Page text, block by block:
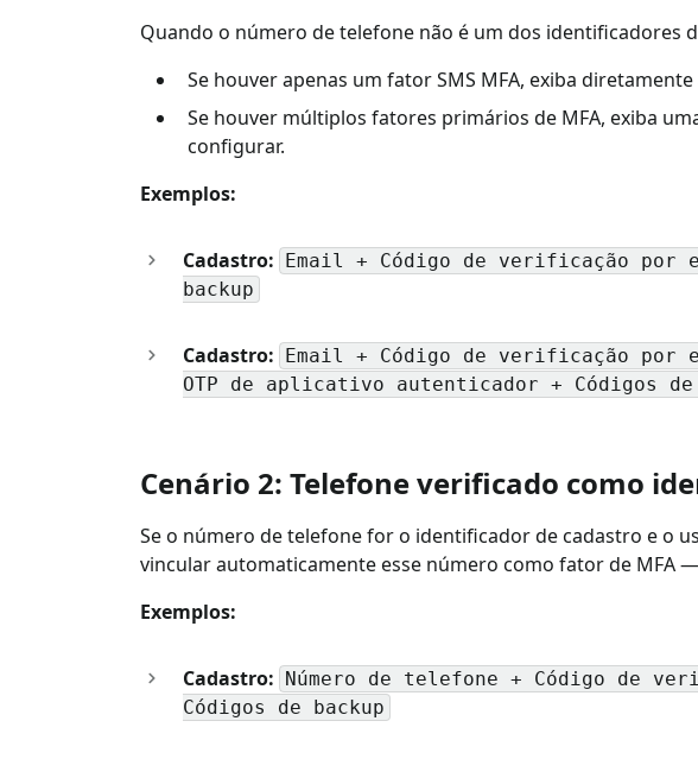
Quando o número de telefone não é um dos identificadores
Se houver apenas um fator SMS MFA, exiba
Se houver múltiplos fatores primários de MFA, exiba
configurar.
Exemplos:
Cadastro: Email + Código de verificação por
backup
Cadastro: Email + Código de verificação por
OTP de aplicativo autenticador + Códigos de
Cenário 2: Telefone verificado como
Se o número de telefone for o identificador de cadastro e o
vincular automaticamente esse número como fator de MFA
Exemplos:
Cadastro: Número de telefone + Código de
Códigos de backup